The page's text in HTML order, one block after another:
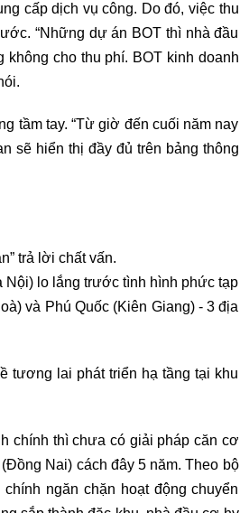
cấp dịch vụ công. Do đó, việc thu
“Những dự án BOT thì nhà đầu
không cho thu phí. BOT kinh doanh
tầm tay. “Từ giờ đến cuối năm nay
sẽ hiển thị đầy đủ trên bảng thông
trả lời chất vấn.
Nội) lo lắng trước tình hình phức tạp
và Phú Quốc (Kiên Giang) - 3 địa
tương lai phát triển hạ tầng tại khu
chính thì chưa có giải pháp căn cơ
Nai) cách đây 5 năm. Theo bộ
ngăn chặn hoạt động chuyển